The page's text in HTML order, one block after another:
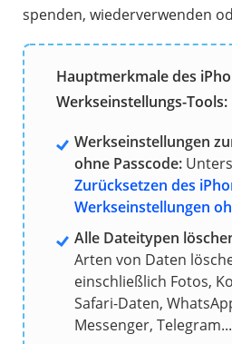
spenden, wiederverwenden
Hauptmerkmale des
Werkseinstellungs-Tools:
Werkseinstellungen
ohne Passcode:
Zurücksetzen des
Werkseinstellungen
Alle Dateitypen
Arten von Daten
einschließlich Fotos,
Safari-Daten,
Messenger, Telegram...